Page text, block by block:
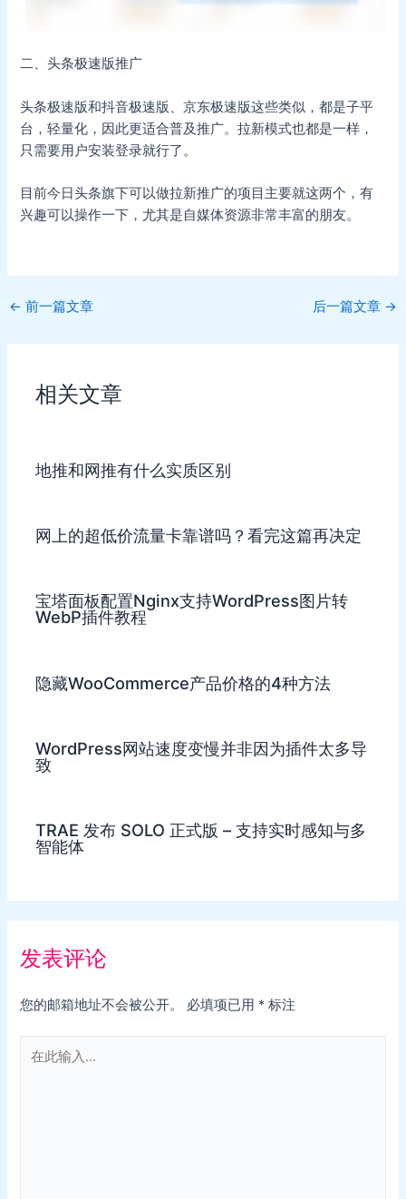
二、头条极速版推广
头条极速版和抖音极速版、京东极速版这些类似，都是子平
台，轻量化，因此更适合普及推广。拉新模式也都是一样，
只需要用户安装登录就行了。
目前今日头条旗下可以做拉新推广的项目主要就这两个，有
兴趣可以操作一下，尤其是自媒体资源非常丰富的朋友。
Post
← 前一篇文章 后一篇文章 →
相关文章
地推和网推有什么实质区别
网上的超低价流量卡靠谱吗？看完这篇再决定
宝塔面板配置Nginx支持WordPress图片转
WebP插件教程
隐藏WooCommerce产品价格的4种方法
WordPress网站速度变慢并非因为插件太多导
致
TRAE 发布 SOLO 正式版 – 支持实时感知与多
智能体
发表评论
您的邮箱地址不会被公开。 必填项已用 * 标注